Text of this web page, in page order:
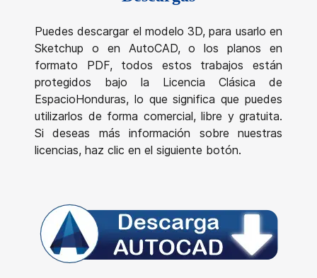
Puedes descargar el modelo 3D, para usarlo en
Sketchup o en AutoCAD, o los planos en
formato PDF, todos estos trabajos están
protegidos bajo la Licencia Clásica de
EspacioHonduras, lo que significa que puedes
utilizarlos de forma comercial, libre y gratuita.
Si deseas más información sobre nuestras
licencias, haz clic en el siguiente botón.